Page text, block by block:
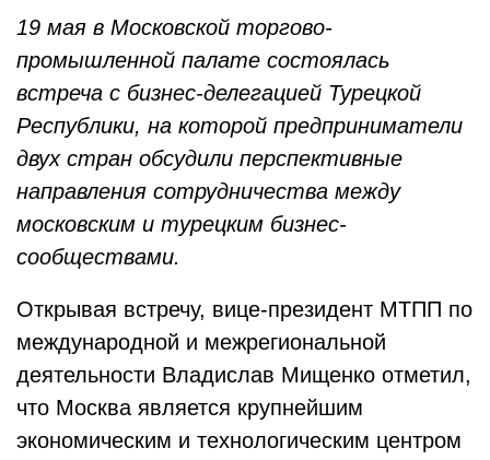
19 мая в Московской торгово-
промышленной палате состоялась
встреча с бизнес-делегацией Турецкой
Республики, на которой предприниматели
двух стран обсудили перспективные
направления сотрудничества между
московским и турецким бизнес-
сообществами.
Открывая встречу, вице-президент МТПП по
международной и межрегиональной
деятельности Владислав Мищенко отметил,
что Москва является крупнейшим
экономическим и технологическим центром